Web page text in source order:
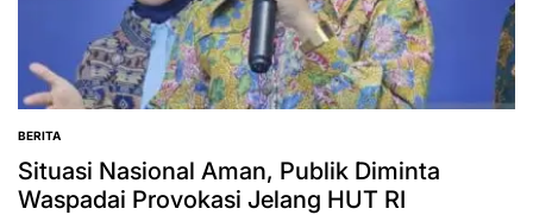
POSTED
IN
BERITA
Situasi Nasional Aman, Publik Diminta
Waspadai Provokasi Jelang HUT RI